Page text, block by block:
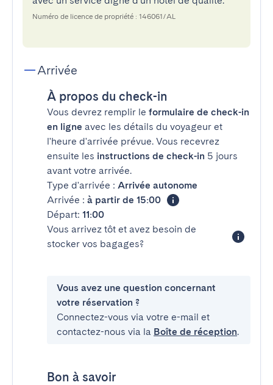
Numéro de licence de propriété : 146061/AL
Arrivée
À propos du check-in
Vous devrez remplir le formulaire de check-in
en ligne avec les détails du voyageur et
l'heure d'arrivée prévue. Vous recevrez
ensuite les instructions de check-in 5 jours
avant votre arrivée.
Type d'arrivée : Arrivée autonome
Arrivée : à partir de 15:00
Départ: 11:00
Vous arrivez tôt et avez besoin de
stocker vos bagages?
Vous avez une question concernant
votre réservation ?
Connectez-vous via votre e-mail et
contactez-nous via la Boîte de réception.
Bon à savoir